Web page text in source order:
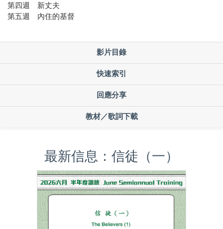
第四週 新丈夫
第五週 內住的基督
影片目錄
快速索引
回應分享
教材／歌詞下載
最新信息：信徒（一）